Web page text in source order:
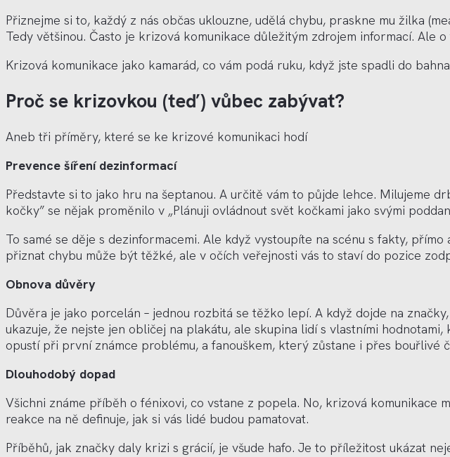
Přiznejme si to, každý z nás občas uklouzne, udělá chybu, praskne mu žilka
Tedy většinou. Často je krizová komunikace důležitým zdrojem informací. Ale
Krizová komunikace jako kamarád, co vám podá ruku, když jste spadli do
Proč se krizovkou (teď) vůbec zabývat?
Aneb tři příměry, které se ke krizové komunikaci hodí
Prevence šíření dezinformací
Představte si to jako hru na šeptanou. A určitě vám to půjde lehce. Milujeme
kočky” se nějak proměnilo v „Plánuji ovládnout svět kočkami jako svými
To samé se děje s dezinformacemi. Ale když vystoupíte na scénu s fakty, přímo
přiznat chybu může být těžké, ale v očích veřejnosti vás to staví do pozice
Obnova důvěry
Důvěra je jako porcelán – jednou rozbitá se těžko lepí. A když dojde na
ukazuje, že nejste jen obličej na plakátu, ale skupina lidí s vlastními
opustí při první známce problému, a fanouškem, který zůstane i přes bouřlivé
Dlouhodobý dopad
Všichni známe příběh o fénixovi, co vstane z popela. No, krizová komunikace
reakce na ně definuje, jak si vás lidé budou pamatovat.
Příběhů, jak značky daly krizi s grácií, je všude hafo. Je to příležitost ukázat